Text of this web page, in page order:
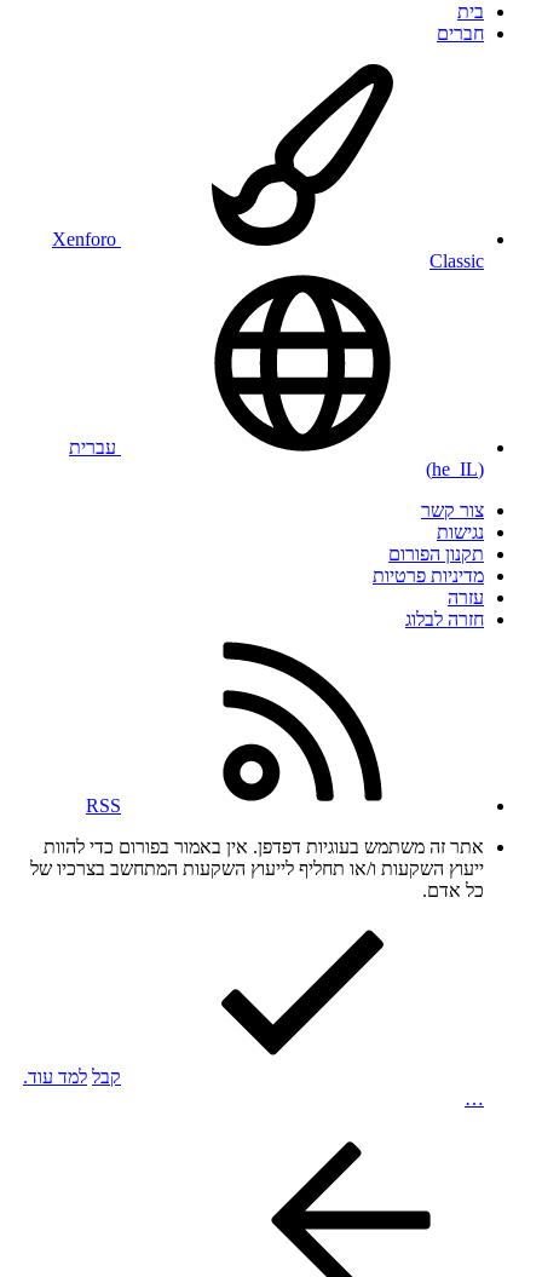
בית
חברים
Xenforo
Classic
עברית
(he_IL)
צור קשר
נגישות
תקנון הפורום
מדיניות פרטיות
עזרה
חזרה לבלוג
RSS
אתר זה משתמש בעוגיות דפדפן. אין באמור בפורום כדי להוות
ייעוץ השקעות ו/או תחליף לייעוץ השקעות המתחשב בצרכיו של
כל אדם.
קבל למד עוד.
…